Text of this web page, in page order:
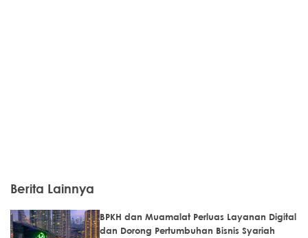
Berita Lainnya
BPKH dan Muamalat Perluas Layanan Digital
dan Dorong Pertumbuhan Bisnis Syariah